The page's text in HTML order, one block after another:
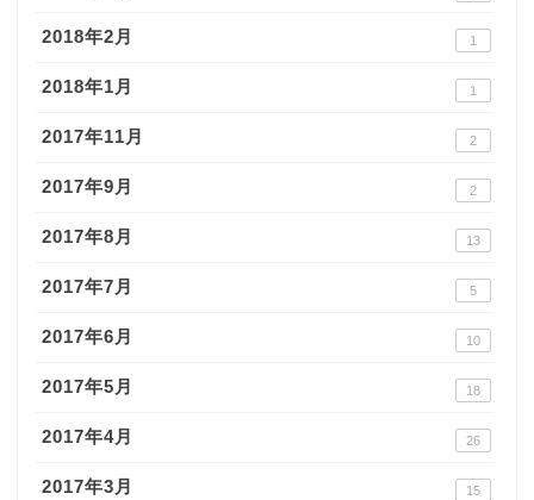
2018年2月 1
2018年1月 1
2017年11月 2
2017年9月 2
2017年8月 13
2017年7月 5
2017年6月 10
2017年5月 18
2017年4月 26
2017年3月 15